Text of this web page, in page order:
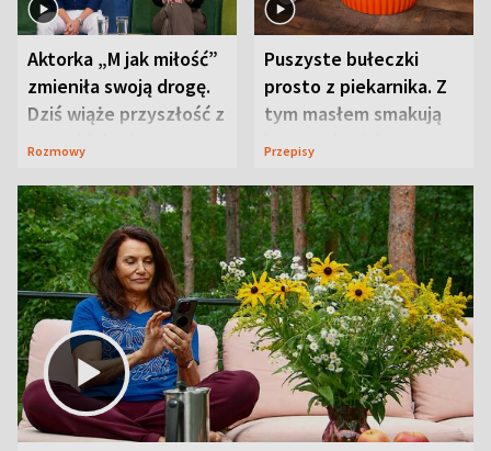
Aktorka „M jak miłość”
zmieniła swoją drogę.
Dziś wiąże przyszłość z
neurobiologią
Rozmowy
Puszyste bułeczki
prosto z piekarnika. Z
tym masłem smakują
jeszcze lepiej
Przepisy